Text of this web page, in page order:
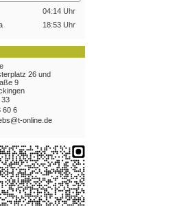
04:14 Uhr
18:53 Uhr
26 und
9
33
60 6
online.de